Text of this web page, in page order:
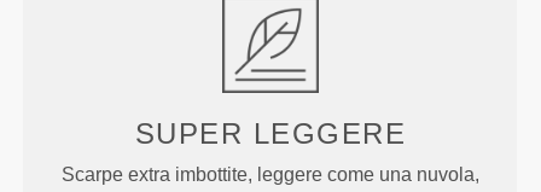
SUPER LEGGERE
Scarpe extra imbottite, leggere come una nuvola,